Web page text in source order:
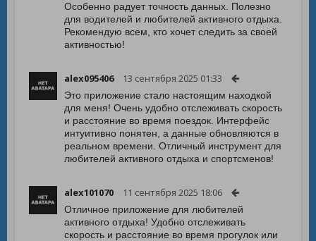
Особенно радует точность данных. Полезно
для водителей и любителей активного отдыха.
Рекомендую всем, кто хочет следить за своей
активностью!
alex095406 13 сентября 2025 01:33
Это приложение стало настоящим находкой
для меня! Очень удобно отслеживать скорость
и расстояние во время поездок. Интерфейс
интуитивно понятен, а данные обновляются в
реальном времени. Отличный инструмент для
любителей активного отдыха и спортсменов!
alex101070 11 сентября 2025 18:06
Отличное приложение для любителей
активного отдыха! Удобно отслеживать
скорость и расстояние во время прогулок или